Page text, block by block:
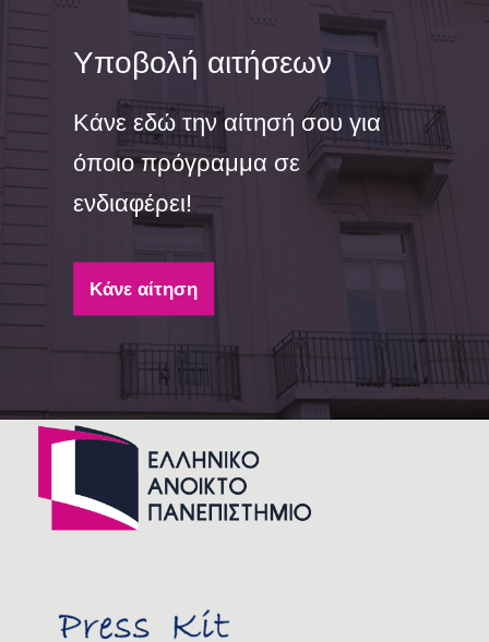
Υποβολή αιτήσεων
Κάνε εδώ την αίτησή σου για
όποιο πρόγραμμα σε
ενδιαφέρει!
Κάνε αίτηση